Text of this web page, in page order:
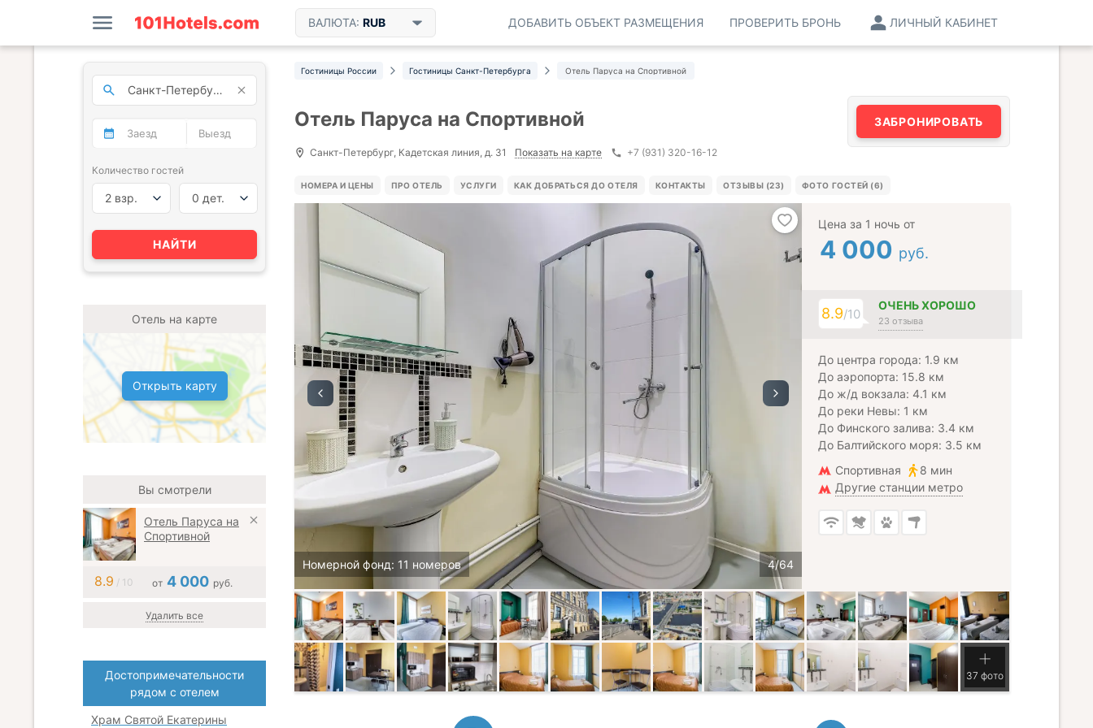
ВАЛЮТА: RUB ЛИЧНЫЙ КАБИНЕТ
ПРОВЕРИТЬ БРОНЬ
ДОБАВИТЬ ОБЪЕКТ РАЗМЕЩЕНИЯ
Гостиницы России Гостиницы Санкт-Петербурга Отель Паруса на Спортивной
Отель Паруса на Спортивной
Санкт-Петербург, Кадетская линия, д. 31 Показать на карте +7 (931) 320-16-12
ЗАБРОНИРОВАТЬ
НОМЕРА И ЦЕНЫ ПРО ОТЕЛЬ УСЛУГИ КАК ДОБРАТЬСЯ ДО ОТЕЛЯ КОНТАКТЫ ОТЗЫВЫ (23) ФОТО ГОСТЕЙ (6)
Номерной фонд: 11 номеров
Цена за 1 ночь от
4 000 руб.
8.9/10
ОЧЕНЬ ХОРОШО
23 отзыва
До центра города: 1.9 км
До аэропорта: 15.8 км
До ж/д вокзала: 4.1 км
До реки Невы: 1 км
До Финского залива: 3.4 км
До Балтийского моря: 3.5 км
Спортивная
8 мин
Другие станции метро
37 фото
Количество гостей
2 взр. 0 дет.
НАЙТИ
Отель на карте
Открыть карту
Вы смотрели
Отель Паруса на
Спортивной
8.9 / 10 от 4 000 руб.
Удалить все
Достопримечательности
рядом с отелем
Храм Святой Екатерины